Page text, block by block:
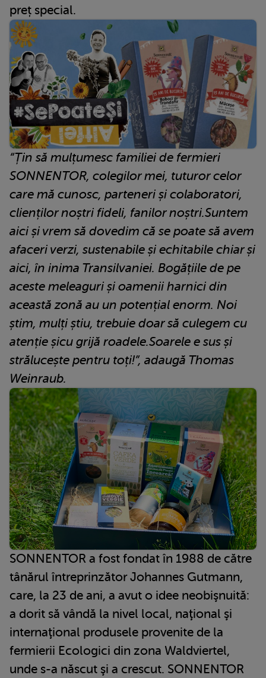
preț special.
“Țin să mulțumesc familiei de fermieri
SONNENTOR, colegilor mei, tuturor celor
care mă cunosc, parteneri și colaboratori,
clienților noștri fideli, fanilor noștri.Suntem
aici și vrem să dovedim că se poate să avem
afaceri verzi, sustenabile și echitabile chiar și
aici, în inima Transilvaniei. Bogățiile de pe
aceste meleaguri și oamenii harnici din
această zonă au un potențial enorm. Noi
știm, mulți știu, trebuie doar să culegem cu
atenție șicu grijă roadele.Soarele e sus și
strălucește pentru toți!”, adaugă Thomas
Weinraub.
SONNENTOR a fost fondat în 1988 de către
tânărul întreprinzător Johannes Gutmann,
care, la 23 de ani, a avut o idee neobişnuită:
a dorit să vândă la nivel local, naţional şi
internaţional produsele provenite de la
fermierii Ecologici din zona Waldviertel,
unde s-a născut şi a crescut. SONNENTOR